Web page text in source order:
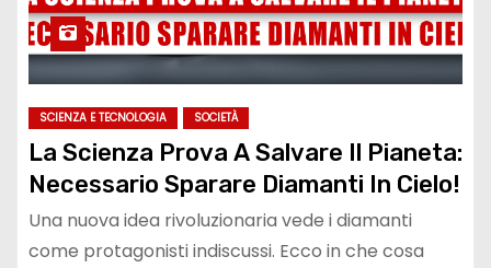
SCIENZA E TECNOLOGIA SOCIETÀ
La Scienza Prova A Salvare Il Pianeta:
Necessario Sparare Diamanti In Cielo!
Una nuova idea rivoluzionaria vede i diamanti
come protagonisti indiscussi. Ecco in che cosa